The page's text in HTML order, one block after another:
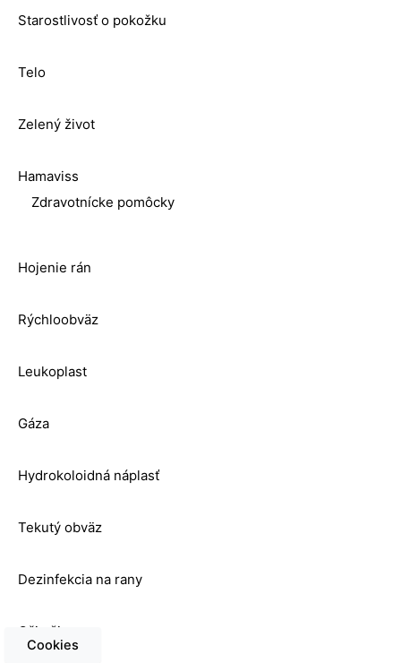
Starostlivosť o pokožku
Telo
Zelený život
Hamaviss
Zdravotnícke pomôcky
Hojenie rán
Rýchloobväz
Leukoplast
Gáza
Hydrokoloidná náplasť
Tekutý obväz
Dezinfekcia na rany
Oči uši nos
Cookies